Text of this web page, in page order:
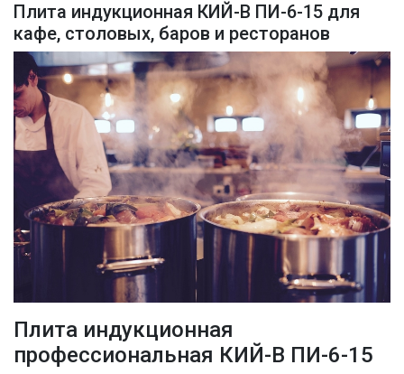
Плита индукционная КИЙ-В ПИ-6-15 для
кафе, столовых, баров и ресторанов
Плита индукционная
профессиональная КИЙ-В ПИ-6-15